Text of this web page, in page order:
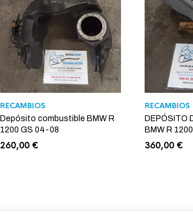
RECAMBIOS
Depósito combustible BMW R
1200 GS 04-08
260,00 €
RECAMBIOS
DEPÓSITO
BMW R
360,00 €